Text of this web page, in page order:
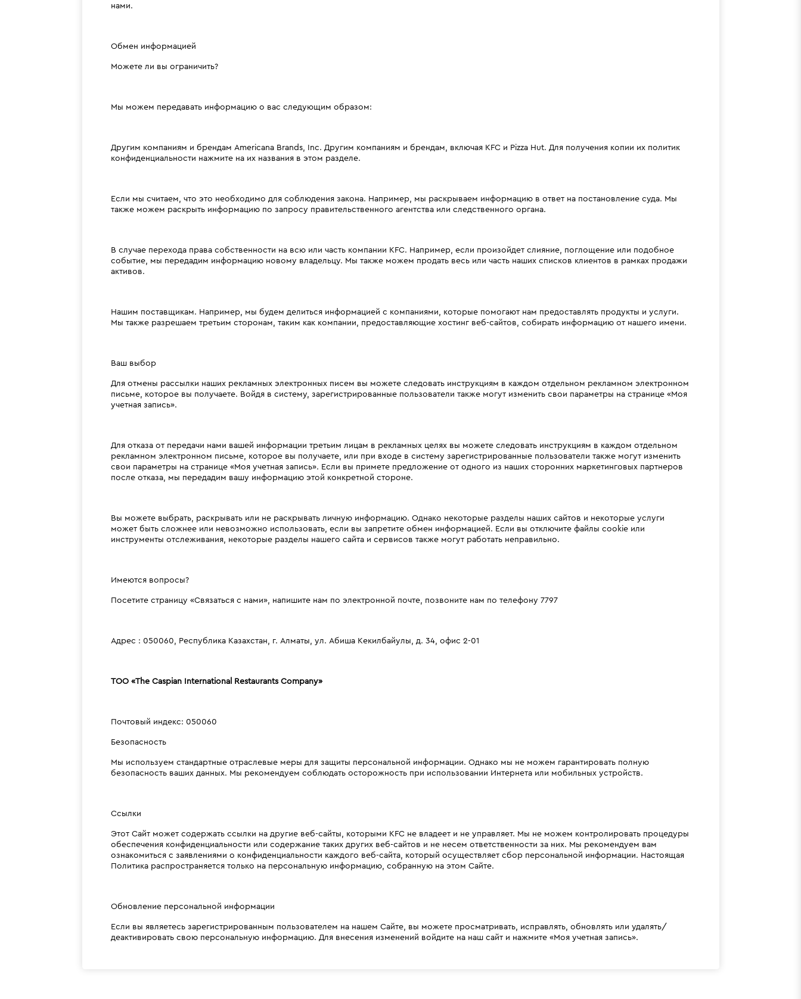
нами.
Обмен информацией
Можете ли вы ограничить?
Мы можем передавать информацию о вас следующим образом:
Другим компаниям и брендам Americana Brands, Inc. Другим компаниям и брендам, включая KFC и Pizza Hut. Для получения копии их политик
конфиденциальности нажмите на их названия в этом разделе.
Если мы считаем, что это необходимо для соблюдения закона. Например, мы раскрываем информацию в ответ на постановление суда. Мы
также можем раскрыть информацию по запросу правительственного агентства или следственного органа.
В случае перехода права собственности на всю или часть компании KFC. Например, если произойдет слияние, поглощение или подобное
событие, мы передадим информацию новому владельцу. Мы также можем продать весь или часть наших списков клиентов в рамках продажи
активов.
Нашим поставщикам. Например, мы будем делиться информацией с компаниями, которые помогают нам предоставлять продукты и услуги.
Мы также разрешаем третьим сторонам, таким как компании, предоставляющие хостинг веб-сайтов, собирать информацию от нашего имени.
Ваш выбор
Для отмены рассылки наших рекламных электронных писем вы можете следовать инструкциям в каждом отдельном рекламном электронном
письме, которое вы получаете. Войдя в систему, зарегистрированные пользователи также могут изменить свои параметры на странице «Моя
учетная запись».
Для отказа от передачи нами вашей информации третьим лицам в рекламных целях вы можете следовать инструкциям в каждом отдельном
рекламном электронном письме, которое вы получаете, или при входе в систему зарегистрированные пользователи также могут изменить
свои параметры на странице «Моя учетная запись». Если вы примете предложение от одного из наших сторонних маркетинговых партнеров
после отказа, мы передадим вашу информацию этой конкретной стороне.
Вы можете выбрать, раскрывать или не раскрывать личную информацию. Однако некоторые разделы наших сайтов и некоторые услуги
может быть сложнее или невозможно использовать, если вы запретите обмен информацией. Если вы отключите файлы cookie или
инструменты отслеживания, некоторые разделы нашего сайта и сервисов также могут работать неправильно.
Имеются вопросы?
Посетите страницу «Связаться с нами», напишите нам по электронной почте, позвоните нам по телефону 7797
Адрес : 050060, Республика Казахстан, г. Алматы, ул. Абиша Кекилбайулы, д. 34, офис 2-01
ТОО«The Caspian International Restaurants Company»
Почтовый индекс: 050060
Безопасность
Мы используем стандартные отраслевые меры для защиты персональной информации. Однако мы не можем гарантировать полную
безопасность ваших данных. Мы рекомендуем соблюдать осторожность при использовании Интернета или мобильных устройств.
Ссылки
Этот Сайт может содержать ссылки на другие веб-сайты, которыми KFC не владеет и не управляет. Мы не можем контролировать процедуры
обеспечения конфиденциальности или содержание таких других веб-сайтов и не несем ответственности за них. Мы рекомендуем вам
ознакомиться с заявлениями о конфиденциальности каждого веб-сайта, который осуществляет сбор персональной информации. Настоящая
Политика распространяется только на персональную информацию, собранную на этом Сайте.
Обновление персональной информации
Если вы являетесь зарегистрированным пользователем на нашем Сайте, вы можете просматривать, исправлять, обновлять или удалять/
деактивировать свою персональную информацию. Для внесения изменений войдите на наш сайт и нажмите «Моя учетная запись».